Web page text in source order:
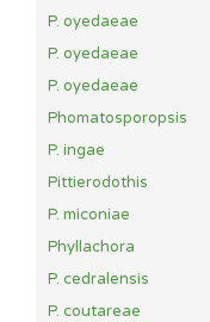
P. oyedaeae
P. oyedaeae
P. oyedaeae
Phomatosporopsis
P. ingae
Pittierodothis
P. miconiae
Phyllachora
P. cedralensis
P. coutareae